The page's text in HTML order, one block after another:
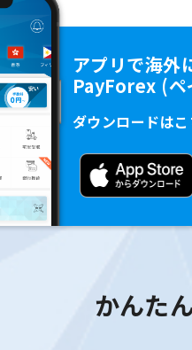
アプリで海外
PayForex (ペ
ダウンロードは
かんた